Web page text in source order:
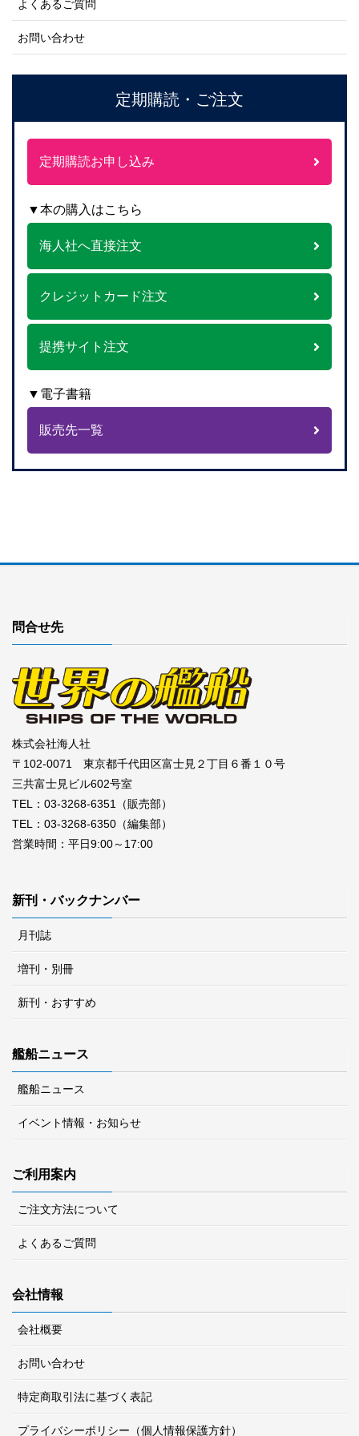
よくあるご質問
お問い合わせ
定期購読・ご注文
定期購読お申し込み
▼本の購入はこちら
海人社へ直接注文
クレジットカード注文
提携サイト注文
▼電子書籍
販売先一覧
問合せ先
株式会社海人社
〒102-0071 東京都千代田区富士見２丁目６番１０号
三共富士見ビル602号室
TEL：03-3268-6351（販売部）
TEL：03-3268-6350（編集部）
営業時間：平日9:00～17:00
新刊・バックナンバー
月刊誌
増刊・別冊
新刊・おすすめ
艦船ニュース
艦船ニュース
イベント情報・お知らせ
ご利用案内
ご注文方法について
よくあるご質問
会社情報
会社概要
お問い合わせ
特定商取引法に基づく表記
プライバシーポリシー（個人情報保護方針）